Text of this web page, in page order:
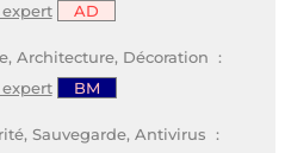
AD
Architecture, Décoration :
BM
Sauvegarde, Antivirus :